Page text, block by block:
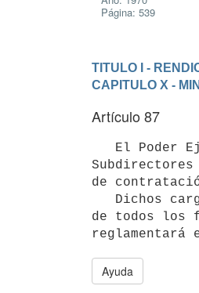
Página: 539
TITULO I -
CAPITULO X -
Artículo 87
de
de todos los
reglamentará
Ayuda